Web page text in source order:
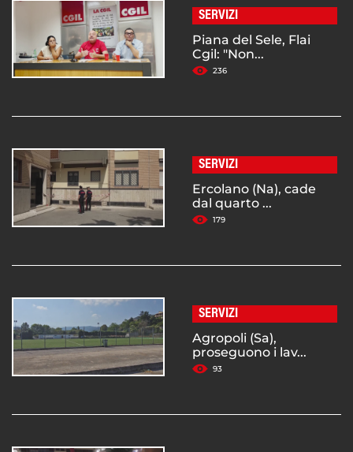
SERVIZI
Piana del Sele, Flai
Cgil: "Non...
236
SERVIZI
Ercolano (Na), cade
dal quarto ...
179
SERVIZI
Agropoli (Sa),
proseguono i lav...
93